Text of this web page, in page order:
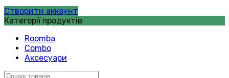
Створити аккаунт
Категорії продуктів
Roomba
Combo
Аксесуари